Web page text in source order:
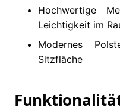
Hochwertige
Leichtigkeit im
Modernes
Sitzfläche